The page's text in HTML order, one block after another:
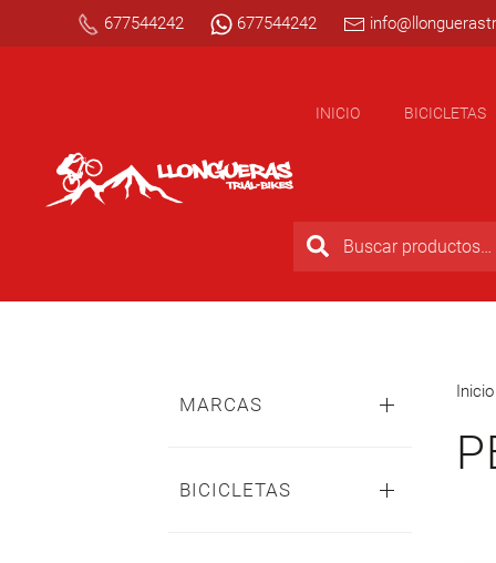
677544242 677544242
INICIO BICICLETAS
Inicio
MARCAS
BICICLETAS